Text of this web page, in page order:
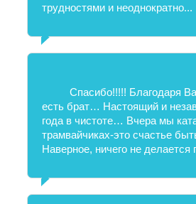
трудностями и неоднократно...
Спасибо!!!!! Благодаря
есть брат… Настоящий и
года в чистоте… Вчера мы
трамвайчиках-это счастье
Наверное, ничего не делается